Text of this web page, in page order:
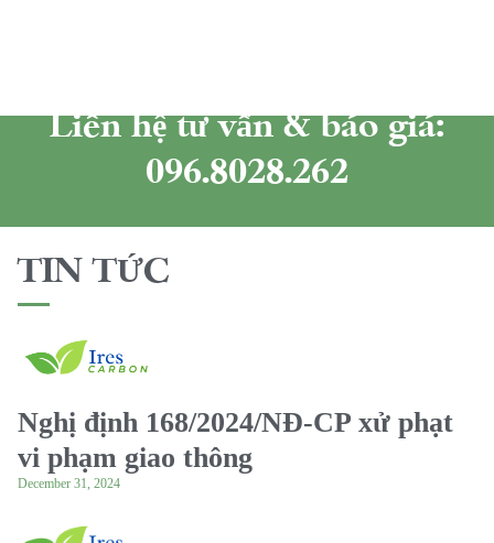
Liên hệ tư vấn & báo giá:
096.8028.262
TIN TỨC
Nghị định 168/2024/NĐ-CP xử phạt
vi phạm giao thông
December 31, 2024